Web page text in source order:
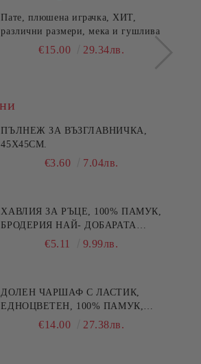
Пате, плюшена играчка, ХИТ,
различни размери, мека и гушлива
€15.00 29.34лв.
ПЪЛНЕЖ ЗА ВЪЗГЛАВНИЧКА,
45X45СМ.
€3.60 7.04лв.
ХАВЛИЯ ЗА РЪЦЕ, 100% ПАМУК,
БРОДЕРИЯ НАЙ- ДОБАРАТА
МАЙКА/БАБА , РАЗМЕР:
€5.11 9.99лв.
ДОЛЕН ЧАРШАФ С ЛАСТИК,
ЕДНОЦВЕТЕН, 100% ПАМУК,
РАЗЛИЧНИ РАЗМЕРИ
€14.00 27.38лв.